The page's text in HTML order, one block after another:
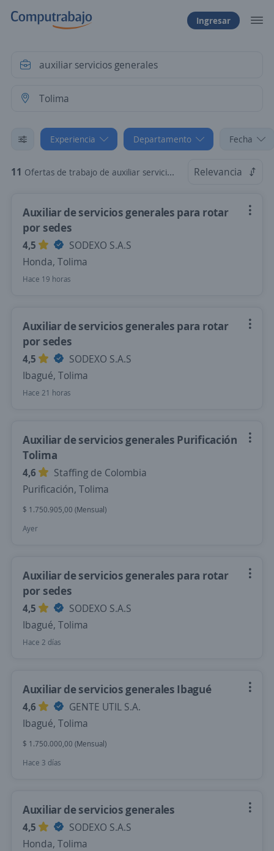
Ingresar
Experiencia Departamento Fecha
11 Ofertas de trabajo de auxiliar servicios generales sin experiencia en Tolima Relevancia
Auxiliar de servicios generales para rotar
por sedes
4,5
SODEXO S.A.S
Honda, Tolima
Hace 19 horas
Auxiliar de servicios generales para rotar
por sedes
4,5
SODEXO S.A.S
Ibagué, Tolima
Hace 21 horas
Auxiliar de servicios generales Purificación
Tolima
4,6
Staffing de Colombia
Purificación, Tolima
$ 1.750.905,00 (Mensual)
Ayer
Auxiliar de servicios generales para rotar
por sedes
4,5
SODEXO S.A.S
Ibagué, Tolima
Hace 2 días
Auxiliar de servicios generales Ibagué
4,6
GENTE UTIL S.A.
Ibagué, Tolima
$ 1.750.000,00 (Mensual)
Hace 3 días
Auxiliar de servicios generales
4,5
SODEXO S.A.S
Honda, Tolima